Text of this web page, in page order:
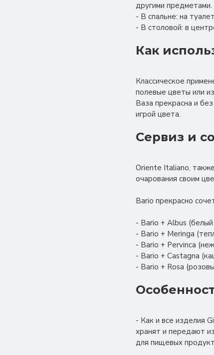
другими предметами.
- В спальне: на
- В столовой: в
Как
Классическое
полевые цветы или
Ваза прекрасна и
игрой цвета.
Сервиз и
Oriente Italiano,
очарования своим
Bario прекрасно
- Bario + Albus
- Bario + Meringa
- Bario + Pervinca
- Bario + Castagna
- Bario + Rosa
- Как и все изделия
хранят и передают
для пищевых